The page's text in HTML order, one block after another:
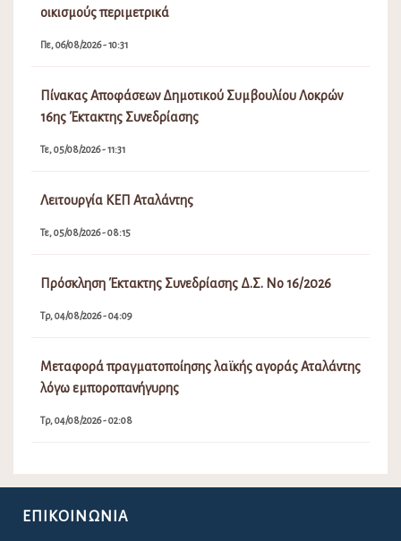
οικισμούς περιμετρικά
Πε, 06/08/2026 - 10:31
Πίνακας Αποφάσεων Δημοτικού Συμβουλίου Λοκρών
16ης Έκτακτης Συνεδρίασης
Τε, 05/08/2026 - 11:31
Λειτουργία ΚΕΠ Αταλάντης
Τε, 05/08/2026 - 08:15
Πρόσκληση Έκτακτης Συνεδρίασης Δ.Σ. Νο 16/2026
Τρ, 04/08/2026 - 04:09
Μεταφορά πραγματοποίησης λαϊκής αγοράς Αταλάντης
λόγω εμποροπανήγυρης
Τρ, 04/08/2026 - 02:08
ΕΠΙΚΟΙΝΩΝΊΑ